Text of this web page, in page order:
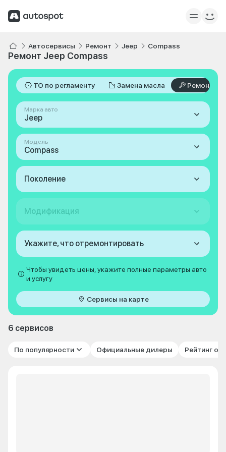
Автосервисы Ремонт Jeep Compass
Ремонт Jeep Compass
ТО по регламенту Замена масла Ремонт
Марка авто
Jeep
Модель
Compass
Поколение
Модификация
Укажите, что отремонтировать
Чтобы увидеть цены, укажите полные параметры авто
и услугу
Сервисы на карте
6 сервисов
По популярности Официальные дилеры Рейтинг